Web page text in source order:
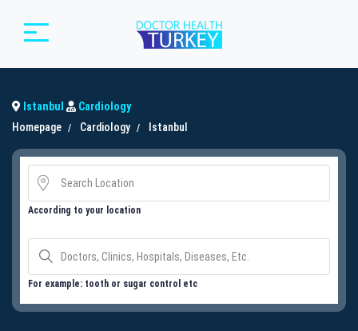
Istanbul
Cardiology
Homepage
Cardiology Istanbul
According to your location
For example: tooth or sugar control etc